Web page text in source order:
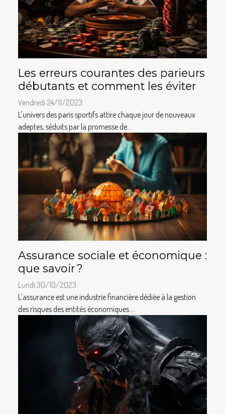
Les erreurs courantes des parieurs
débutants et comment les éviter
Vendredi 24/11/2023
L'univers des paris sportifs attire chaque jour de nouveaux
adeptes, séduits par la promesse de...
Assurance sociale et économique :
que savoir ?
Lundi 30/10/2023
L’assurance est une industrie financière dédiée à la gestion
des risques des entités économiques....